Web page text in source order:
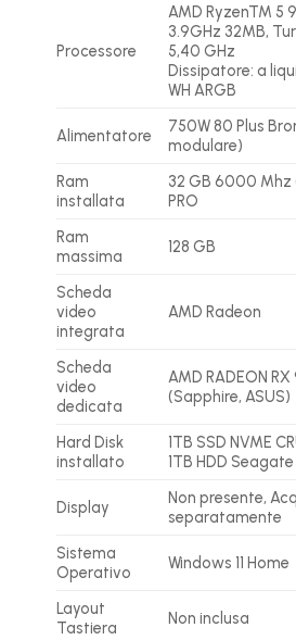
Processore
AMD RyzenTM 5
3.9GHz 32MB,
5,40 GHz
Dissipatore: a
WH ARGB
Alimentatore
750W 80 Plus
modulare)
Ram
installata
32 GB 6000 Mhz
PRO
Ram
massima
128 GB
Scheda
video
integrata
AMD Radeon
Scheda
video
dedicata
AMD RADEON
(Sapphire, ASUS)
Hard Disk
installato
1TB SSD NVME
1TB HDD
Display
Non presente,
separatamente
Sistema
Operativo
Windows 11 Home
Layout
Tastiera
Non inclusa